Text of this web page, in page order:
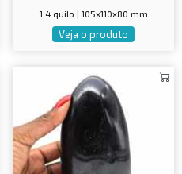
1.4 quilo | 105x110x80 mm
Veja o produto